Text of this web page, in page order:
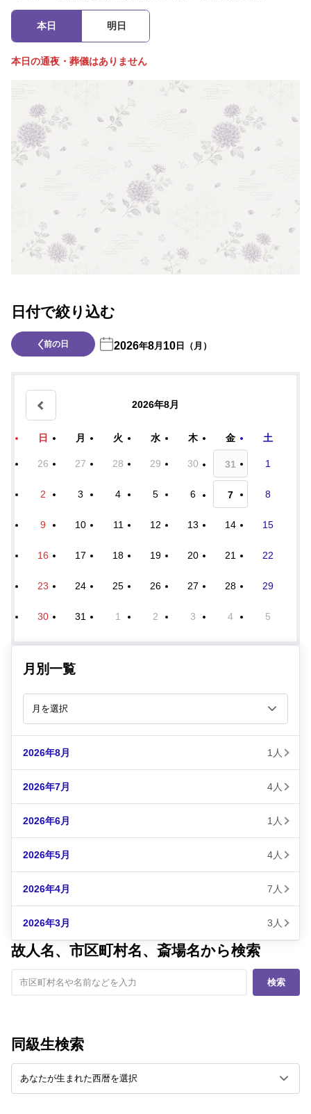
本日 明日
本日の通夜・葬儀はありません
日付で絞り込む
前の日 2026年8月 10日（月）
2026年8月
日 月 火 水 木 金 土
26 27 28 29 30 31 1
2 3 4 5 6 7 8
9 10 11 12 13 14 15
16 17 18 19 20 21 22
23 24 25 26 27 28 29
30 31 1 2 3 4 5
月別一覧
2026年8月 1人
2026年7月 4人
2026年6月 1人
2026年5月 4人
2026年4月 7人
2026年3月 3人
故人名、市区町村名、斎場名から検索
検索
同級生検索